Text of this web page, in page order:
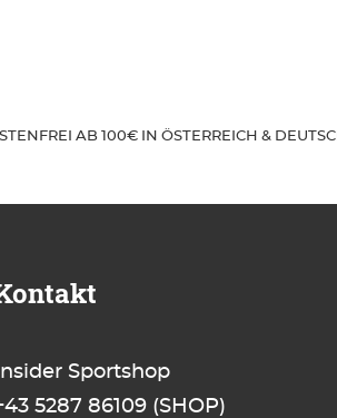
AB 100€ IN ÖSTERREICH &
Insider Sportshop
5287 86109 (SHOP)